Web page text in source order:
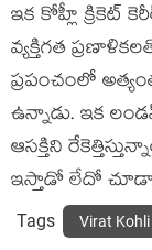
ఇక కోహ్లీ క్రికెట్
వ్యక్తిగత
ప్రపంచంలో
ఉన్నాడు. ఇక
ఆసక్తిని
ఇస్తాడో లేదో
Tags Virat Kohli